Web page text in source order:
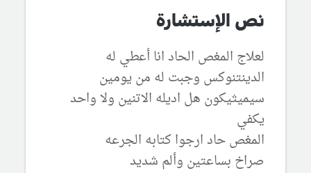
نص الإستشارة
لعلاج المغص الحاد انا أعطي له
الدينتنوكس وجبت له من يومين
سيميثيكون هل اديله الاتنين ولا واحد
يكفي
المغص حاد ارجوا كتابه الجرعه
صراخ بساعتين وألم شديد